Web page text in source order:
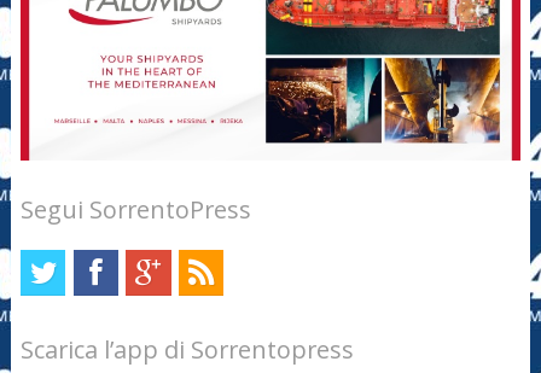
Segui SorrentoPress
Scarica l’app di Sorrentopress